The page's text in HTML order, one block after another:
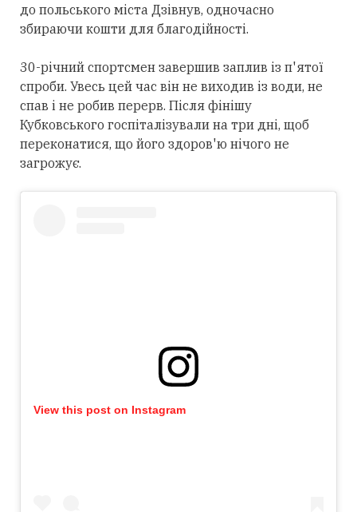
до польського міста Дзівнув, одночасно
збираючи кошти для благодійності.
30-річний спортсмен завершив заплив із п'ятої
спроби. Увесь цей час він не виходив із води, не
спав і не робив перерв. Після фінішу
Кубковського госпіталізували на три дні, щоб
переконатися, що його здоров'ю нічого не
загрожує.
View this post on Instagram